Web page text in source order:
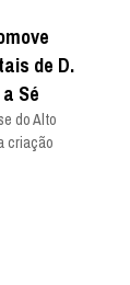
de D.
Sé
do Alto
criação